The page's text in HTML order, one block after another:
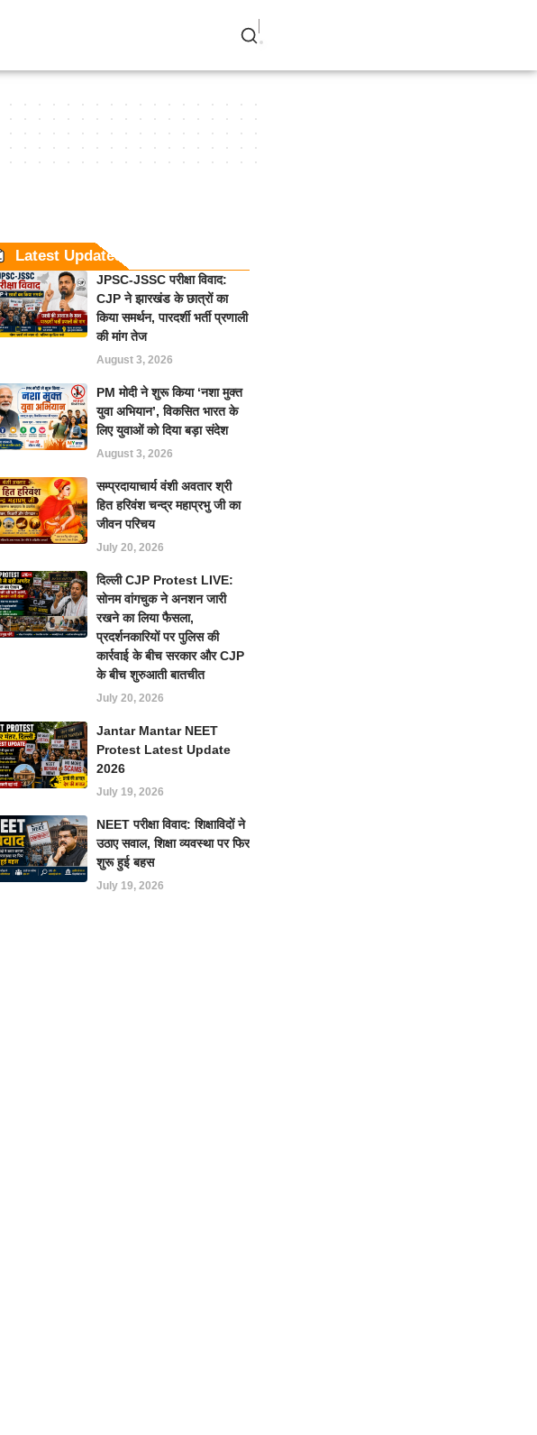
Latest Updates
JPSC-JSSC परीक्षा विवाद:
CJP ने झारखंड के छात्रों का
किया समर्थन, पारदर्शी भर्ती प्रणाली
की मांग तेज
August 3, 2026
PM मोदी ने शुरू किया ‘नशा मुक्त
युवा अभियान’, विकसित भारत के
लिए युवाओं को दिया बड़ा संदेश
August 3, 2026
सम्प्रदायाचार्य वंशी अवतार श्री
हित हरिवंश चन्द्र महाप्रभु जी का
जीवन परिचय
July 20, 2026
दिल्ली CJP Protest LIVE:
सोनम वांगचुक ने अनशन जारी
रखने का लिया फैसला,
प्रदर्शनकारियों पर पुलिस की
कार्रवाई के बीच सरकार और CJP
के बीच शुरुआती बातचीत
July 20, 2026
Jantar Mantar NEET
Protest Latest Update
2026
July 19, 2026
NEET परीक्षा विवाद: शिक्षाविदों ने
उठाए सवाल, शिक्षा व्यवस्था पर फिर
शुरू हुई बहस
July 19, 2026